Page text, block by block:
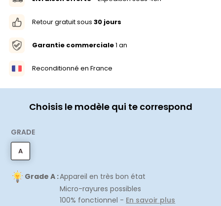
Retour gratuit sous 30 jours
Garantie commerciale1 an
Reconditionné en France
Choisis le modèle qui te correspond
GRADE
A
Grade A :Appareil en très bon état
Micro-rayures possibles
100% fonctionnel - En savoir plus